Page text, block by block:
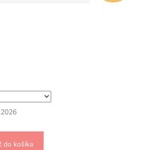
do košíka